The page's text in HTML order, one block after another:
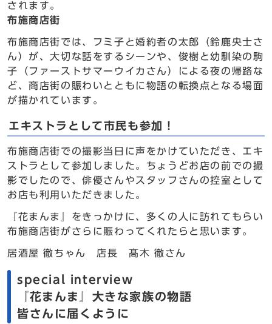
されます。
布施商店街
布施商店街では、フミ子と婚約者の太郎（鈴鹿央士さ
ん）が、大切な話をするシーンや、俊樹と幼馴染の駒
子（ファーストサマーウイカさん）による夜の帰路な
ど、商店街の賑わいとともに物語の転換点となる場面
が描かれています。
エキストラとして市民も参加！
布施商店街での撮影当日に声をかけていただき、エキ
ストラとして参加しました。ちょうどお店の前での撮
影でしたので、俳優さんやスタッフさんの控室として
お店も利用いただきました。
『花まんま』をきっかけに、多くの人に訪れてもらい
布施商店街がさらに賑わってくれたらと思います。
居酒屋 徹ちゃん 店長 髙木 徹さん
special interview
『花まんま』大きな家族の物語
皆さんに届くように